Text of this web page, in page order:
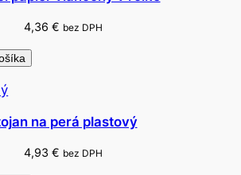
4,36 € bez DPH
na perá plastový
4,93 € bez DPH